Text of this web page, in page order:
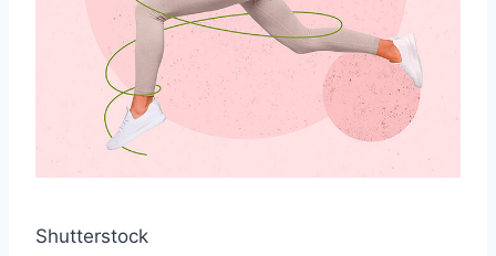
Shutterstock